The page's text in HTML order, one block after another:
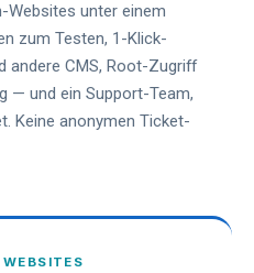
Websites unter einem
zum Testen, 1-Klick-
andere CMS, Root-Zugriff
— und ein Support-Team,
Keine anonymen Ticket-